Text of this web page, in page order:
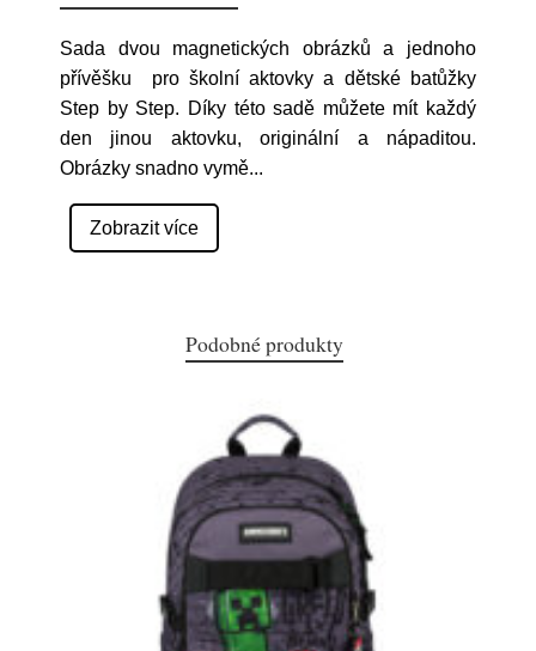
Sada dvou magnetických obrázků a jednoho
přívěšku pro školní aktovky a dětské batůžky
Step by Step. Díky této sadě můžete mít každý
den jinou aktovku, originální a nápaditou.
Obrázky snadno vymě...
Zobrazit více
Podobné produkty